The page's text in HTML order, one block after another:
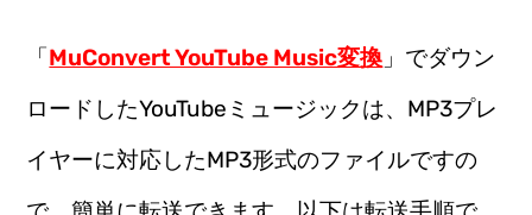
「MuConvert YouTube Music変換 」でダウン
ロードしたYouTubeミュージックは、MP3プレ
イヤーに対応したMP3形式のファイルですの